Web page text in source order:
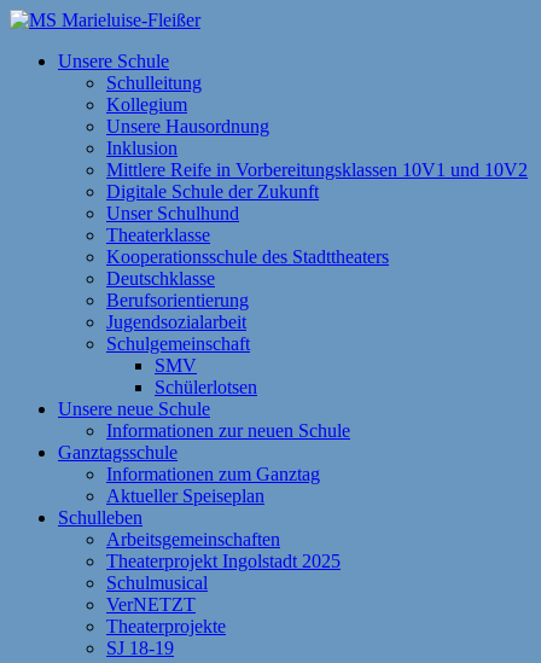
Zum
springen
MS Marieluise-Fleißer
Asamstraße 57 85053 Ingolstadt
Unsere Schule
Schulleitung
Kollegium
Unsere Hausordnung
Inklusion
Mittlere Reife in Vorbereitungsklassen 10V1 und 10V2
Digitale Schule der Zukunft
Unser Schulhund
Theaterklasse
Kooperationsschule des Stadttheaters
Deutschklasse
Berufsorientierung
Jugendsozialarbeit
Schulgemeinschaft
SMV
Schülerlotsen
Unsere neue Schule
Informationen zur neuen Schule
Ganztagsschule
Informationen zum Ganztag
Aktueller Speiseplan
Schulleben
Arbeitsgemeinschaften
Theaterprojekt Ingolstadt 2025
Schulmusical
VerNETZT
Theaterprojekte
SJ 18-19